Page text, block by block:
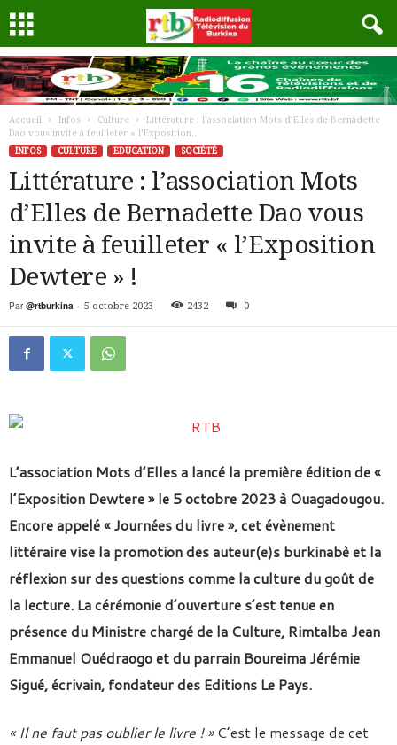
Accueil Infos Culture
Littérature : l’association Mots d’Elles de Bernadette
Dao vous invite à feuilleter « l’Exposition...
INFOS
CULTURE EDUCATION SOCIÉTÉ
Littérature : l’association Mots
d’Elles de Bernadette Dao vous
invite à feuilleter « l’Exposition
Dewtere » !
Par @rtburkina - 5 octobre 2023 2432 0
L’association Mots d’Elles a lancé la première édition de «
l’Exposition Dewtere » le 5 octobre 2023 à Ouagadougou.
Encore appelé « Journées du livre », cet évènement
littéraire vise la promotion des auteur(e)s burkinabè et la
réflexion sur des questions comme la culture du goût de
la lecture. La cérémonie d’ouverture s’est tenue en
présence du Ministre chargé de la Culture, Rimtalba Jean
Emmanuel Ouédraogo et du parrain Boureima Jérémie
Sigué, écrivain, fondateur des Editions Le Pays.
« Il ne faut pas oublier le livre ! »C’est le message de cet